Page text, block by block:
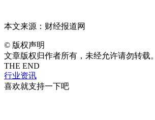
本文来源：财经报道网
© 版权声明
文章版权归作者所有，未经允许请勿转载。
THE END
行业资讯
喜欢就支持一下吧